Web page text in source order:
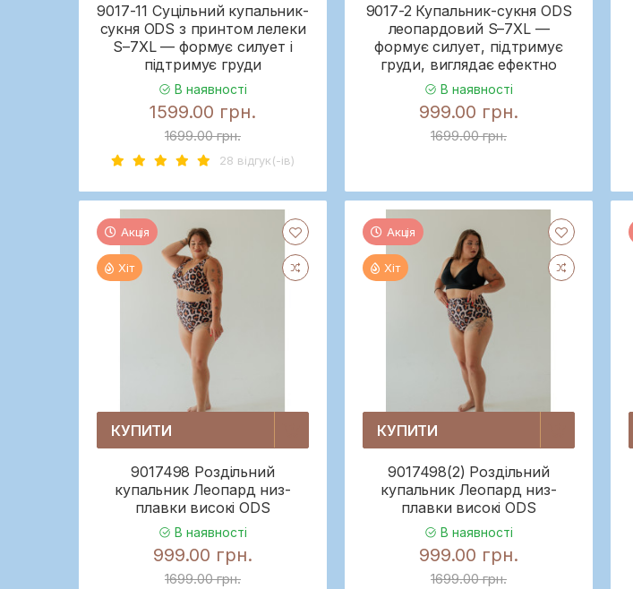
9017-11 Суцільний купальник-
сукня ODS з принтом лелеки
S–7XL — формує силует і
підтримує груди
В наявності
1599.00 грн.
1699.00 грн.
28 вiдгук(-iв)
9017-2 Купальник-сукня ODS
леопардовий S–7XL —
формує силует, підтримує
груди, виглядає ефектно
В наявності
999.00 грн.
1699.00 грн.
Акція
Хіт
КУПИТИ
9017498 Роздільний
купальник Леопард низ-
плавки високі ODS
В наявності
999.00 грн.
1699.00 грн.
Акція
Хіт
КУПИТИ
9017498(2) Роздільний
купальник Леопард низ-
плавки високі ODS
В наявності
999.00 грн.
1699.00 грн.